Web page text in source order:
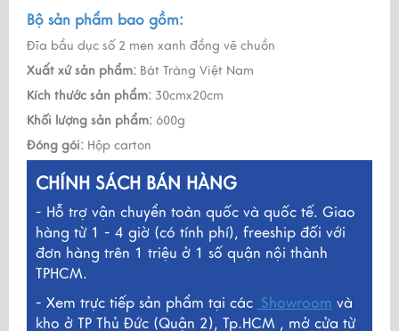
Bộ sản phẩm bao gồm:
Đĩa bầu dục số 2 men xanh đồng vẽ chuồn
Xuất xứ sản phẩm: Bát Tràng Việt Nam
Kích thước sản phẩm: 30cmx20cm
Khối lượng sản phẩm: 600g
Đóng gói: Hộp carton
CHÍNH SÁCH BÁN HÀNG
- Hỗ trợ vận chuyển toàn quốc và quốc tế. Giao
hàng từ 1 - 4 giờ (có tính phí), freeship đối với
đơn hàng trên 1 triệu ở 1 số quận nội thành
TPHCM.
- Xem trực tiếp sản phẩm tại các Showroom và
kho ở TP Thủ Đức (Quận 2), Tp.HCM , mở cửa từ